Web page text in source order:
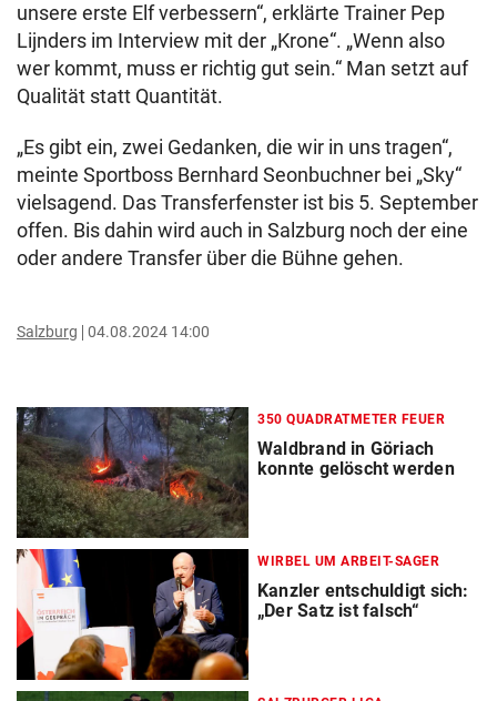
unsere erste Elf verbessern“, erklärte Trainer Pep
Lijnders im Interview mit der „Krone“. „Wenn also
wer kommt, muss er richtig gut sein.“ Man setzt auf
Qualität statt Quantität.
„Es gibt ein, zwei Gedanken, die wir in uns tragen“,
meinte Sportboss Bernhard Seonbuchner bei „Sky“
vielsagend. Das Transferfenster ist bis 5. September
offen. Bis dahin wird auch in Salzburg noch der eine
oder andere Transfer über die Bühne gehen.
Salzburg 04.08.2024 14:00
350 QUADRATMETER FEUER
Waldbrand in Göriach
konnte gelöscht werden
WIRBEL UM ARBEIT-SAGER
Kanzler entschuldigt sich:
„Der Satz ist falsch“